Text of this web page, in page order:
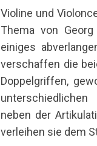
Violine und
Thema von
einiges
verschaffen die
Doppelgriffen,
neben der
verleihen sie dem